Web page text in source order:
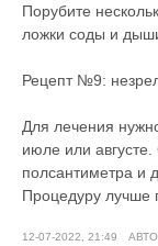
Порубите
ложки соды и
Рецепт №9:
Для лечения
июле или
полсантиметра и
Процедуру лучше
12-07-2022, 21:49